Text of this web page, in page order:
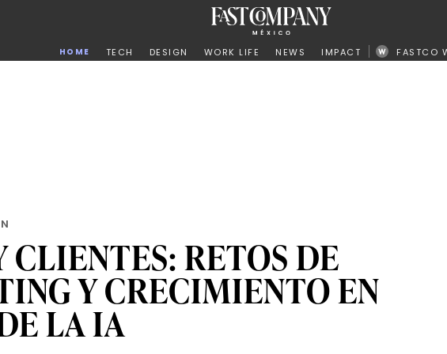
y diseño
HOME TECH DESIGN WORK LIFE NEWS IMPACT FASTCO
CLIENTES: RETOS DE
Y CRECIMIENTO EN
LA IA